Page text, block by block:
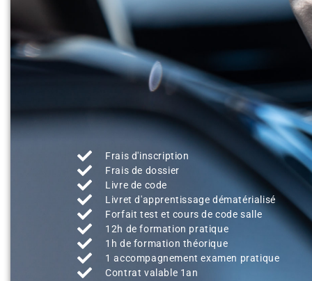
Frais d'inscription
Frais de dossier
Livre de code
Livret d'apprentissage dématérialisé
Forfait test et cours de code salle
12h de formation pratique
1h de formation théorique
1 accompagnement examen pratique
Contrat valable 1an